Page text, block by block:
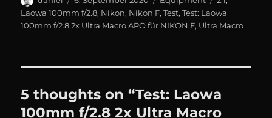
on
Laowa 100mm f/2.8, Nikon, Nikon F,Test,Test: Laowa
100mm f/2.8 2x Ultra Macro APO für NIKON F, Ultra Macro
5 thoughts on “Test: Laowa
100mm f/2.8 2x Ultra Macro